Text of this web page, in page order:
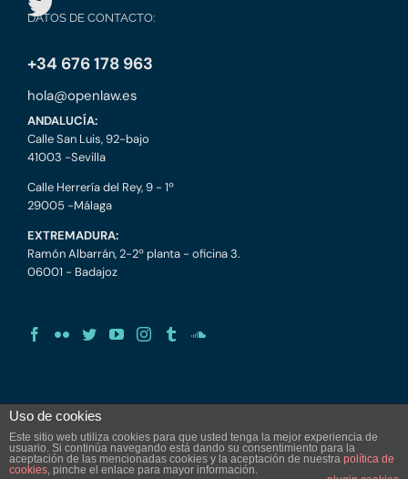
DATOS DE CONTACTO:
+34 676 178 963
hola@openlaw.es
ANDALUCÍA:
Calle San Luis, 92-bajo
41003 -Sevilla
Calle Herrería del Rey, 9 - 1º
29005 -Málaga
EXTREMADURA:
Ramón Albarrán, 2-2º planta - oficina 3.
06001 - Badajoz
Copyright 2016 OpenLaw | Todos los derechos reservados | Diseñado
Uso de cookies
Este sitio web utiliza cookies para que usted tenga la mejor experiencia de
usuario. Si continúa navegando está dando su consentimiento para la
aceptación de las mencionadas cookies y la aceptación de nuestra política de
cookies, pinche el enlace para mayor información.